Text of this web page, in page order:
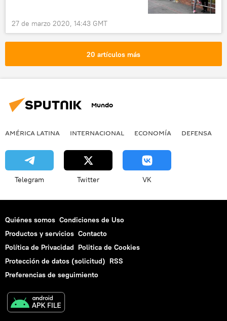
27 de marzo 2020, 14:43 GMT
20 artículos más
Mundo
AMÉRICA LATINA INTERNACIONAL ECONOMÍA DEFENSA
Telegram Twitter VK
Quiénes somos Condiciones de Uso
Productos y servicios Contacto
Política de Privacidad Politica de Cookies
Protección de datos (solicitud) RSS
Preferencias de seguimiento